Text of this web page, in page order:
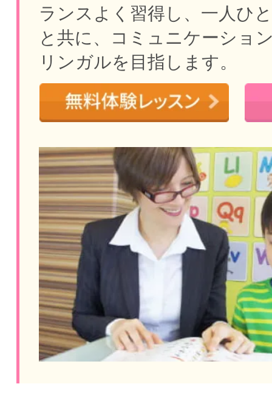
ランスよく習得し、一人ひ
と共に、コミュニケーショ
リンガルを目指します。